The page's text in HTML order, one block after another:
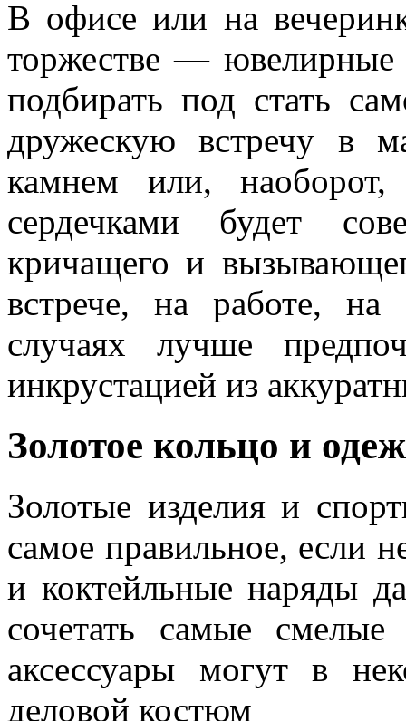
В офисе или на
торжестве —
подбирать под стать
дружескую встречу в
камнем или,
сердечками будет
кричащего и
встрече, на работе,
случаях лучше
инкрустацией из
Золотое кольцо и
Золотые изделия и
самое правильное, если
и коктейльные наряды
сочетать самые
аксессуары могут в
деловой костюм